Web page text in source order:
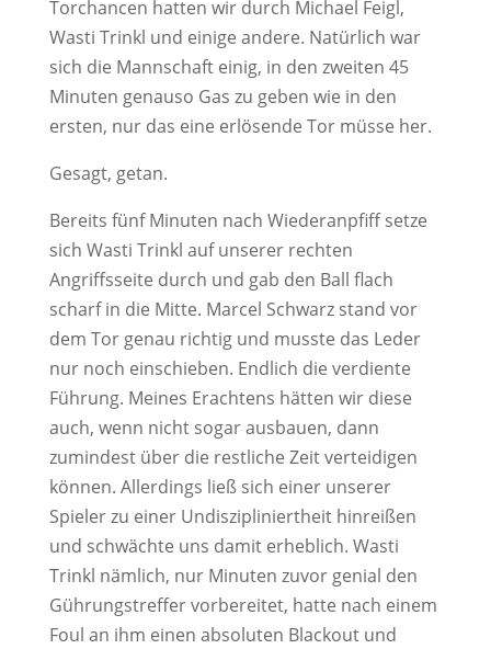
Torchancen hatten wir durch Michael Feigl,
Wasti Trinkl und einige andere. Natürlich war
sich die Mannschaft einig, in den zweiten 45
Minuten genauso Gas zu geben wie in den
ersten, nur das eine erlösende Tor müsse her.
Gesagt, getan.
Bereits fünf Minuten nach Wiederanpfiff setze
sich Wasti Trinkl auf unserer rechten
Angriffsseite durch und gab den Ball flach
scharf in die Mitte. Marcel Schwarz stand vor
dem Tor genau richtig und musste das Leder
nur noch einschieben. Endlich die verdiente
Führung. Meines Erachtens hätten wir diese
auch, wenn nicht sogar ausbauen, dann
zumindest über die restliche Zeit verteidigen
können. Allerdings ließ sich einer unserer
Spieler zu einer Undiszipliniertheit hinreißen
und schwächte uns damit erheblich. Wasti
Trinkl nämlich, nur Minuten zuvor genial den
Gührungstreffer vorbereitet, hatte nach einem
Foul an ihm einen absoluten Blackout und